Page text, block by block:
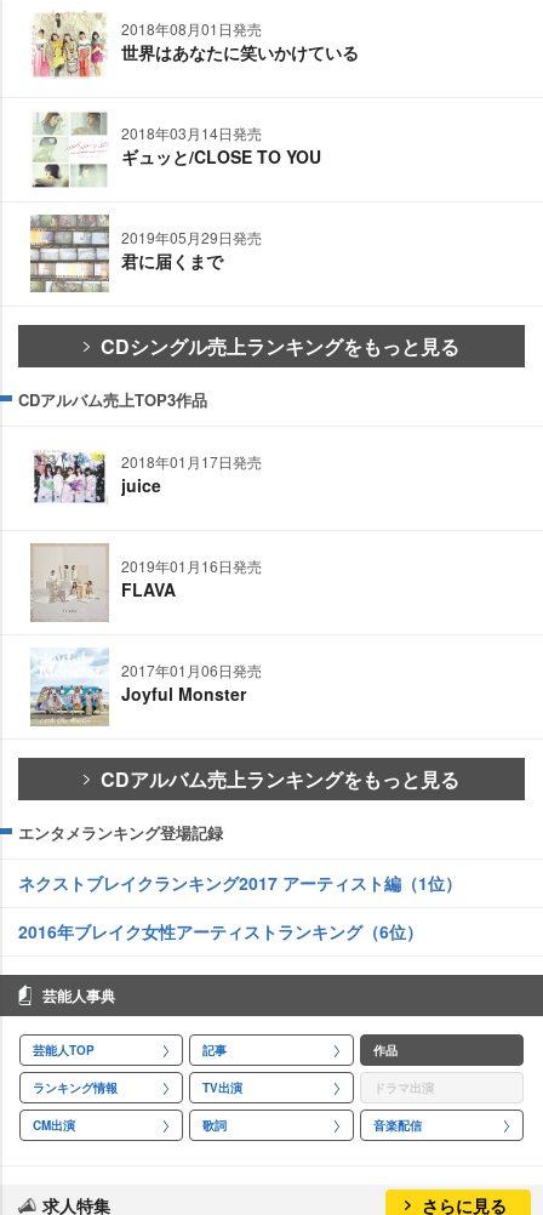
2018年08月01日発売
世界はあなたに笑いかけている
2018年03月14日発売
ギュッと/CLOSE TO YOU
2019年05月29日発売
君に届くまで
CDシングル売上ランキングをもっと見る
CDアルバム売上TOP3作品
2018年01月17日発売
juice
2019年01月16日発売
FLAVA
2017年01月06日発売
Joyful Monster
CDアルバム売上ランキングをもっと見る
エンタメランキング登場記録
ネクストブレイクランキング2017 アーティスト編（1位）
2016年ブレイク女性アーティストランキング（6位）
芸能人事典
芸能人TOP 記事 作品
ランキング情報 TV出演 ドラマ出演
CM出演 歌詞 音楽配信
求人特集 さらに見る